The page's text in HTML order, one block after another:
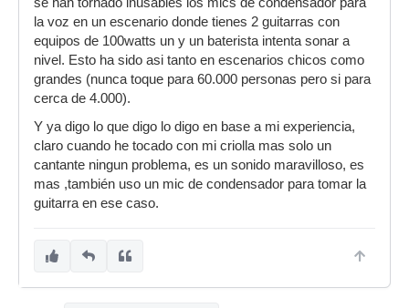
ver videos de directos reales o ver conciertos se
puede apreciar que cada vez más se usan
micrófonos de condensador, además que los
propios fabricantes cada vez van sacando más
micrófonos de condensador para directo y estos
son diseñados justamente para ser usados en
un entorno ruidoso no para usarlos en un
estudio de grabación sino en un escenario al
lado de un monitor de escenario o en un local de
ensayo.....
Usando un micrófono bueno de condensador y
es un poco más de calidad en el sonido, unos
directos darle brillo al sm58, cosa que con un
la voz en un escenario donde tienes 2 guitarras con
equipos de 100watts un y un baterista intenta sonar a
nivel. Esto ha sido asi tanto en escenarios chicos como
grandes (nunca toque para 60.000 personas pero si para
cerca de 4.000).
Y ya digo lo que digo lo digo en base a mi experiencia,
claro cuando he tocado con mi criolla mas solo un
cantante ningun problema, es un sonido maravilloso, es
mas ,también uso un mic de condensador para tomar la
guitarra en ese caso.